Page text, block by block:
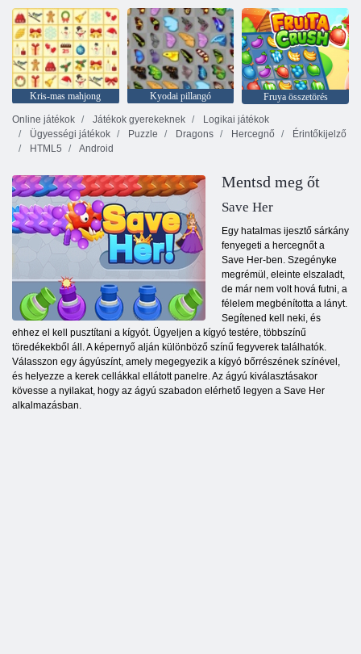
Kris-mas mahjong Kyodai pillangó
Fruya összetörés
Online játékok
Játékok gyerekeknek
Logikai játékok
Ügyességi játékok
Puzzle Dragons Hercegnő
Érintőkijelző
HTML5
Android
Mentsd meg őt
Save Her
Egy hatalmas ijesztő sárkány
fenyegeti a hercegnőt a
Save Her-ben. Szegényke
megrémül, eleinte elszaladt,
de már nem volt hová futni, a
félelem megbénította a lányt.
Segítened kell neki, és
ehhez el kell pusztítani a kígyót. Ügyeljen a kígyó testére, többszínű
töredékekből áll. A képernyő alján különböző színű fegyverek találhatók.
Válasszon egy ágyúszínt, amely megegyezik a kígyó bőrrészének színével,
és helyezze a kerek cellákkal ellátott panelre. Az ágyú kiválasztásakor
kövesse a nyilakat, hogy az ágyú szabadon elérhető legyen a Save Her
alkalmazásban.